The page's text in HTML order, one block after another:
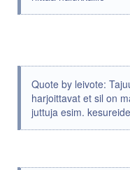
Quote by leivote:
harjoittavat et sil on
juttuja esim.